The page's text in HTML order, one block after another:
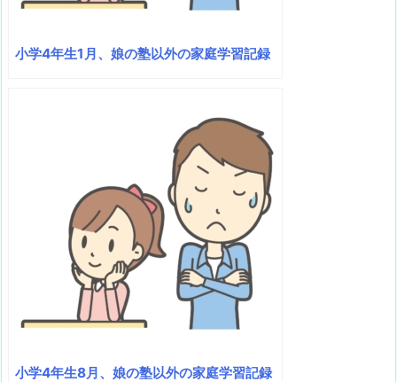
小学4年生1月、娘の塾以外の家庭学習記録
小学4年生8月、娘の塾以外の家庭学習記録